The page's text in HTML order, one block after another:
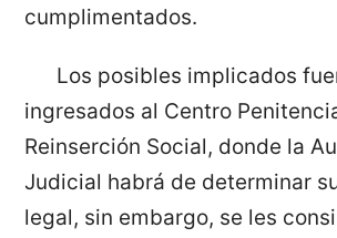
cumplimentados.
Los posibles implicados
ingresados al Centro
Reinserción Social, donde la
Judicial habrá de determinar
legal, sin embargo, se les